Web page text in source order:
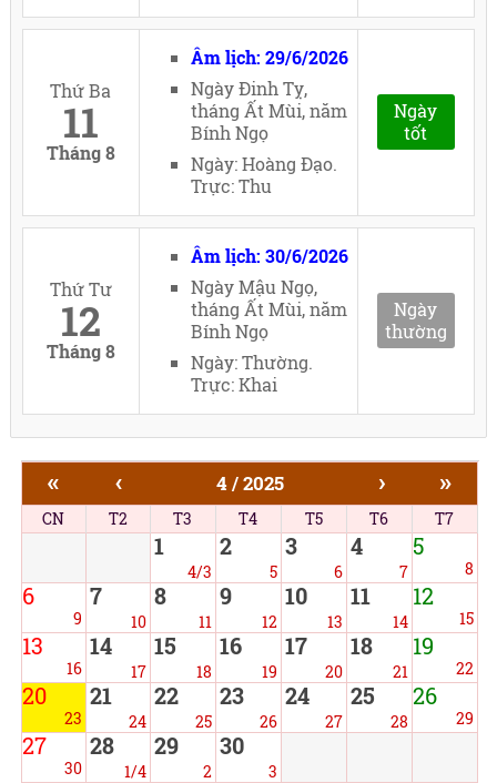
Thứ Ba
11
Tháng 8
Âm lịch: 29/6/2026
Ngày Đinh Tỵ,
tháng Ất Mùi, năm
Bính Ngọ
Ngày: Hoàng Đạo.
Trực: Thu
Ngày
tốt
Thứ Tư
12
Tháng 8
Âm lịch: 30/6/2026
Ngày Mậu Ngọ,
tháng Ất Mùi, năm
Bính Ngọ
Ngày: Thường.
Trực: Khai
Ngày
thường
« ‹ 4 / 2025 › »
CN T2 T3 T4 T5 T6 T7
1
4/3
2
5
3
6
4
7
5
8
6
9
7
10
8
11
9
12
10
13
11
14
12
15
13
16
14
17
15
18
16
19
17
20
18
21
19
22
20
23
21
24
22
25
23
26
24
27
25
28
26
29
27
30
28
1/4
29
2
30
3